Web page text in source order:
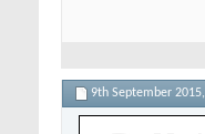
9th September 2015,